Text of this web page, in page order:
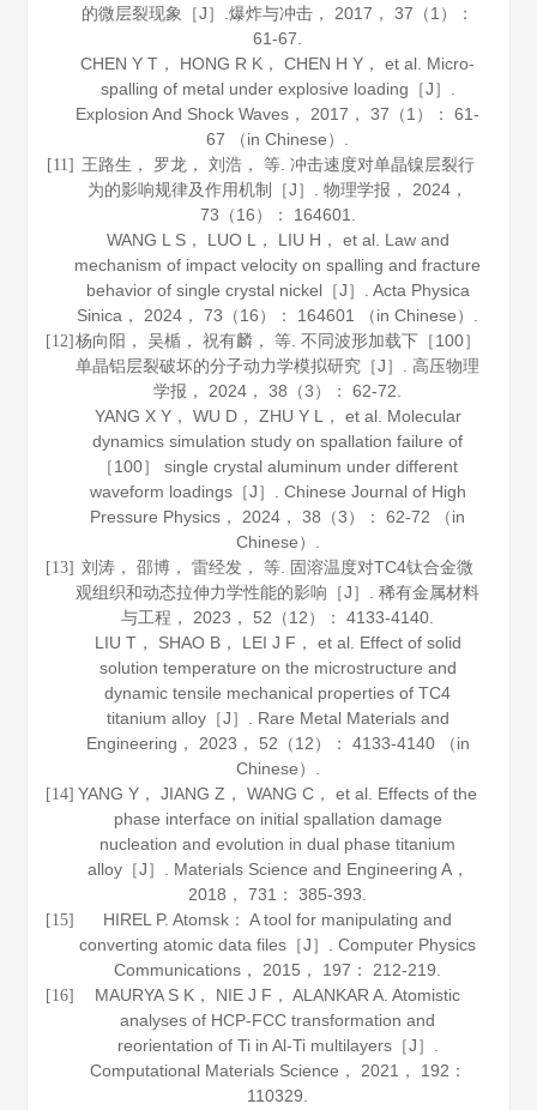
的微层裂现象［J］.爆炸与冲击 ， 2017 ，37 （1）：
61-67.
CHEN Y T， HONG R K， CHEN H Y， et al. Micro-
spalling of metal under explosive loading［J］.
Explosion And Shock Waves ， 2017 ，37 （1）： 61-
67 （in Chinese）.
[11] 王路生， 罗龙， 刘浩， 等. 冲击速度对单晶镍层裂行
为的影响规律及作用机制［J］.物理学报 ， 2024 ，
73 （16）： 164601.
WANG L S， LUO L， LIU H， et al. Law and
mechanism of impact velocity on spalling and fracture
behavior of single crystal nickel［J］. Acta Physica
Sinica ， 2024 ，73 （16）： 164601 （in Chinese）.
[12] 杨向阳， 吴楯， 祝有麟， 等. 不同波形加载下［100］
单晶铝层裂破坏的分子动力学模拟研究［J］.高压物理
学报 ， 2024 ，38 （3）： 62-72.
YANG X Y， WU D， ZHU Y L， et al. Molecular
dynamics simulation study on spallation failure of
［100］ single crystal aluminum under different
waveform loadings［J］. Chinese Journal of High
Pressure Physics ， 2024 ，38 （3）： 62-72 （in
Chinese）.
[13] 刘涛， 邵博， 雷经发， 等. 固溶温度对TC4钛合金微
观组织和动态拉伸力学性能的影响［J］.稀有金属材料
与工程 ， 2023 ， 52 （12）： 4133-4140.
LIU T， SHAO B， LEI J F， et al. Effect of solid
solution temperature on the microstructure and
dynamic tensile mechanical properties of TC4
titanium alloy［J］. Rare Metal Materials and
Engineering ， 2023 ， 52 （12）： 4133-4140 （in
Chinese）.
[14] YANG Y， JIANG Z， WANG C， et al. Effects of the
phase interface on initial spallation damage
nucleation and evolution in dual phase titanium
alloy［J］. Materials Science and Engineering A，
2018 ，731 ： 385-393.
[15]
HIREL P. Atomsk： A tool for manipulating and
converting atomic data files［J］.Computer Physics
Communications ， 2015 ， 197 ： 212-219.
[16]
MAURYA S K， NIE J F， ALANKAR A. Atomistic
analyses of HCP-FCC transformation and
reorientation of Ti in Al-Ti multilayers［J］.
Computational Materials Science ， 2021 ， 192 ：
110329.